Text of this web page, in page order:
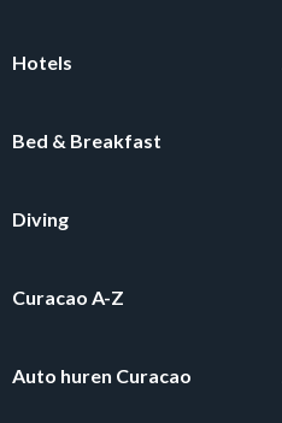
Hotels
Bed & Breakfast
Diving
Curacao A-Z
Auto huren Curacao